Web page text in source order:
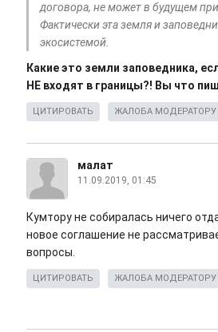
договора, не может в будущем
Фактически эта земля и
экосистемой.
Какие это земли заповедника,
НЕ входят в границы?! Вы что
ЦИТИРОВАТЬ ЖАЛОБА МОДЕРАТОРУ
малат
11.09.2019, 01:45
Кумтору не собиралась ничего
новое соглашение не
вопросы.
ЦИТИРОВАТЬ ЖАЛОБА МОДЕРАТОРУ